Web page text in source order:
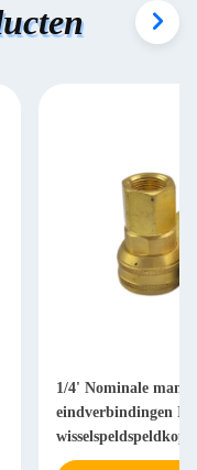
1/4' Nominale
eindverbindingen
Pneumatische